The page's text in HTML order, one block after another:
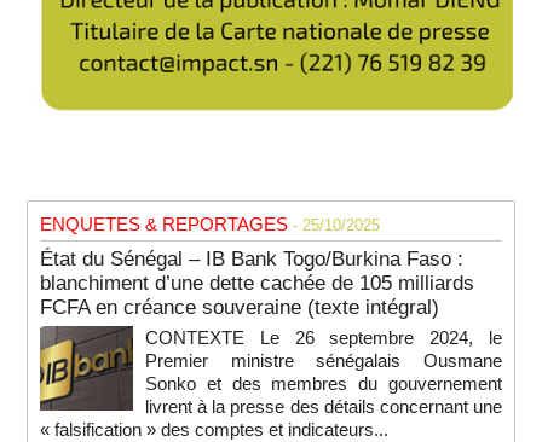
ENQUETES & REPORTAGES - 25/10/2025
État du Sénégal – IB Bank Togo/Burkina Faso :
blanchiment d’une dette cachée de 105 milliards
FCFA en créance souveraine (texte intégral)
CONTEXTE Le 26 septembre 2024, le
Premier ministre sénégalais Ousmane
Sonko et des membres du gouvernement
livrent à la presse des détails concernant une
« falsification » des comptes et indicateurs...